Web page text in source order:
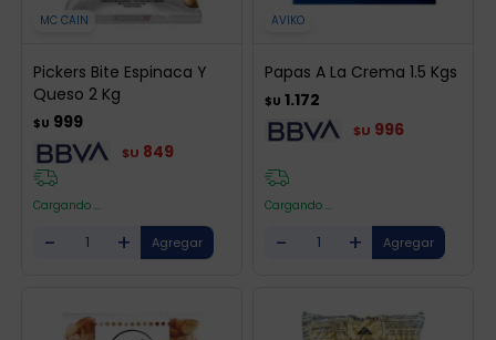
MC CAIN
Pickers Bite Espinaca Y
Queso 2 Kg
$U 999
$U 849
Cargando ...
- +
AVIKO
Papas A La Crema 1.5 Kgs
$U 1.172
$U 996
Cargando ...
- +